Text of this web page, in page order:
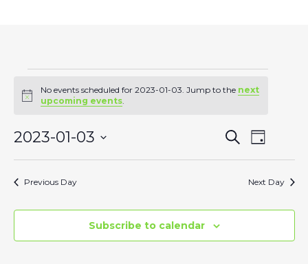
Events
for
2023-
01-
Notice
No events scheduled for 2023-01-03. Jump to the next
upcoming events.
SearchEvent
Views
Day
2023-01-03
Select
date.
Previous Day Next Day
Subscribe to calendar